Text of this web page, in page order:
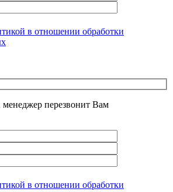
в отношении обработки
менеджер перезвонит Вам
в отношении обработки